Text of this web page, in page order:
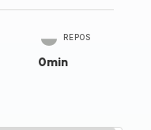
REPOS
0min